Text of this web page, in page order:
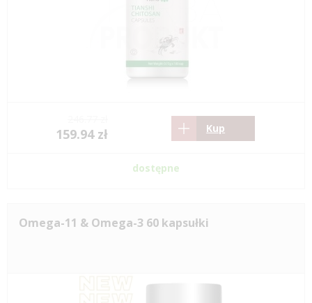
159.94 zł Kup
dostępne
Omega-11 & Omega-3 60 kapsułki